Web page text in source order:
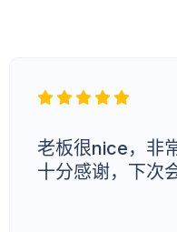
老板很nice，非
十分感谢，下次